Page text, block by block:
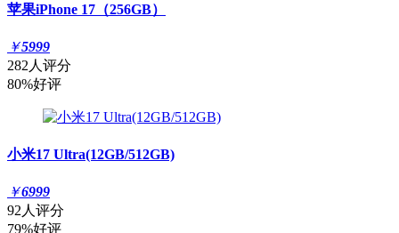
苹果iPhone 17（256GB）
￥5999
282人评分
80%好评
小米17 Ultra(12GB/512GB)
￥6999
92人评分
79%好评